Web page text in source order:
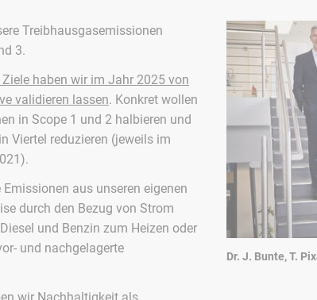
Treibhausgasemissionen
3.
haben wir im Jahr 2025 von
validieren lassen. Konkret wollen
in Scope 1 und 2 halbieren und
Viertel reduzieren (jeweils im
aus unseren eigenen
durch den Bezug von Strom
und Benzin zum Heizen oder
und nachgelagerte
wir Nachhaltigkeit als
Dr. J. Bunte, T.